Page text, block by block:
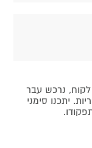
נרכש עבר
יתכנו סימני